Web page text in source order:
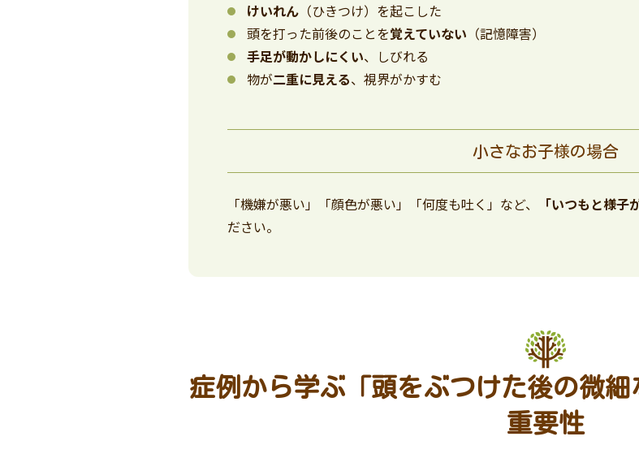
けいれん （ひきつけ）を起こした
頭を打った前後のことを覚えていない （記憶障害）
手足が動かしにくい、しびれる
物が二重に見える、視界がかすむ
小さなお子様の場合
「機嫌が悪い」「顔色が悪い」「何度も吐く」など、 「いつもと様子
ださい。
症例から学ぶ「頭をぶつけた後の微細
重要性